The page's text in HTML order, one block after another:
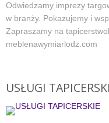
Odwiedzamy imprezy
w branży. Pokazujemy i
Zapraszamy na
meblenawymiarlodz.com
USŁUGI